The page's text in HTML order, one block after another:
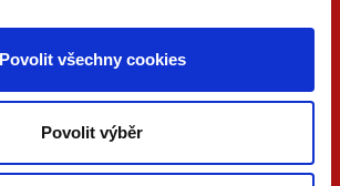
Povolit všechny cookies
Povolit výběr
PDF
VERZE
NÁS